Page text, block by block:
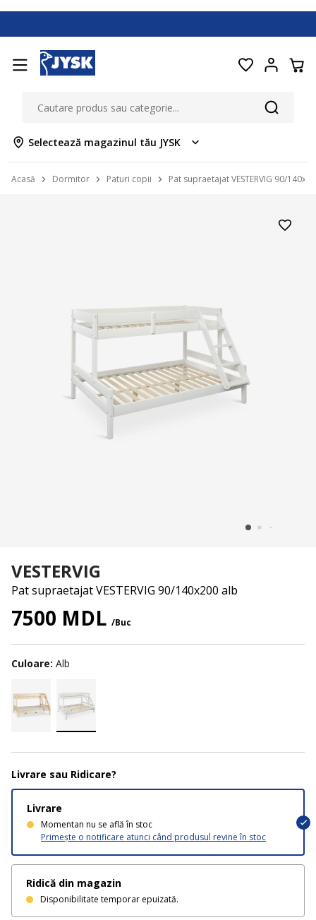
Selectează magazinul tău JYSK
Acasă Dormitor Paturi copii Pat supraetajat VESTERVIG 90/
VESTERVIG
Pat supraetajat VESTERVIG 90/140x200 alb
7500 MDL /Buc
Culoare: Alb
Livrare sau Ridicare?
Livrare
Momentan nu se află în stoc
Primește o notificare atunci când produsul revine în stoc
Ridică din magazin
Disponibilitate temporar epuizată.